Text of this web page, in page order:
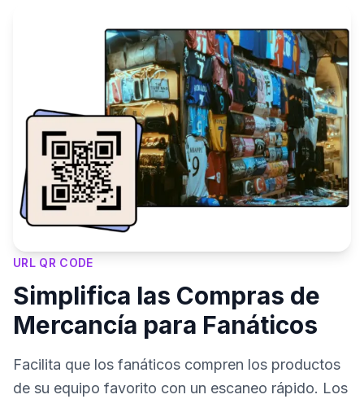
URL QR CODE
Simplifica las Compras de
Mercancía para Fanáticos
Facilita que los fanáticos compren los productos
de su equipo favorito con un escaneo rápido. Los